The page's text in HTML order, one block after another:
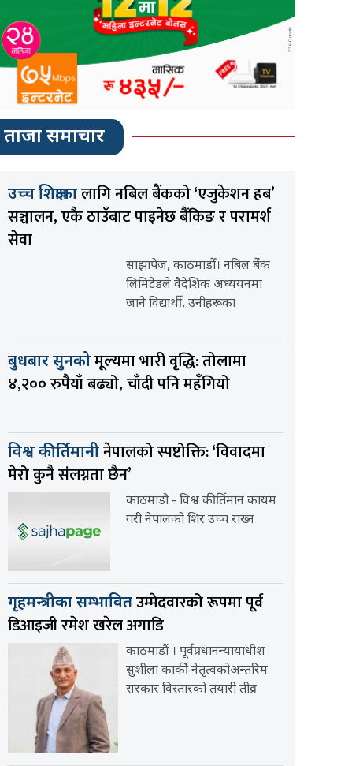
ताजा समाचार
उच्च शिक्षाकालागि नबिल बैंकको ‘एजुकेशन हब’
सञ्चालन, एकै ठाउँबाट पाइनेछ बैंकिङ र परामर्श
सेवा
साझापेज, काठमाडौँ। नबिल बैंक
लिमिटेडले वैदेशिक अध्ययनमा
जाने विद्यार्थी, उनीहरूका
बुधबार सुनकोमूल्यमा भारी वृद्धि: तोलामा
४,२०० रुपैयाँ बढ्यो, चाँदी पनि महँगियो
विश्व कीर्तिमानीनेपालको स्पष्टोक्ति: ‘विवादमा
मेरो कुनै संलग्नता छैन’
काठमाडौ - विश्व कीर्तिमान कायम
गरी नेपालको शिर उच्च राख्न
गृहमन्त्रीका सम्भावितउम्मेदवारको रूपमा पूर्व
डिआइजी रमेश खरेल अगाडि
काठमाडौं । पूर्वप्रधानन्यायाधीश
सुशीला कार्की नेतृत्वकोअन्तरिम
सरकार विस्तारको तयारी तीव्र